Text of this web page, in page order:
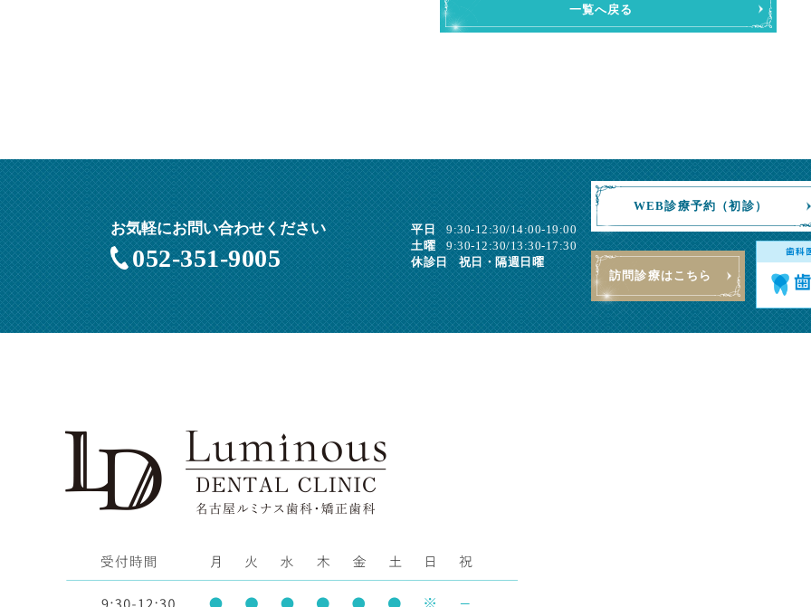
一覧へ戻る
お気軽にお問い合わせください
052-351-9005
平日
9:30-12:30/14:00-19:00
土曜
9:30-12:30/13:30-17:30
休診日
祝日・隔週日曜
WEB診療予約（初診）
訪問診療はこちら